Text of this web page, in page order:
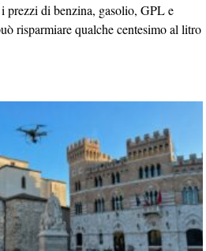
prezzi di benzina, gasolio, GPL e
risparmiare qualche centesimo al litro